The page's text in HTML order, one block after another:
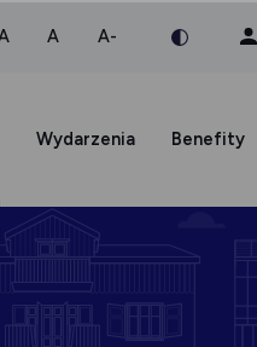
większa czcionka
Anormalna czcionka
A-mniejsza czcionka
Wydarzenia Benefity